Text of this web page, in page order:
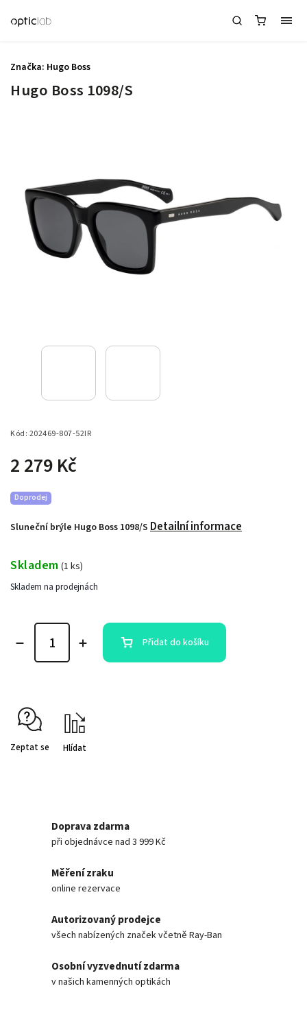
Hugo Boss 1098/S
Kód: 202469-807-52IR
2 279 Kč
Sluneční brýle Hugo Boss 1098/S Detailní informace
Doprodej
Značka: Hugo Boss
Skladem (1 ks)
Skladem na prodejnách
Přidat do košíku
Zeptat se Hlídat
Doprava zdarma
při objednávce nad 3 999 Kč
Měření zraku
online rezervace
Autorizovaný prodejce
všech nabízených značek včetně Ray-Ban
Osobní vyzvednutí zdarma
v našich kamenných optikách